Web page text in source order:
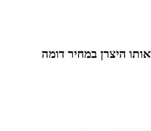
היצרן במחיר דומה